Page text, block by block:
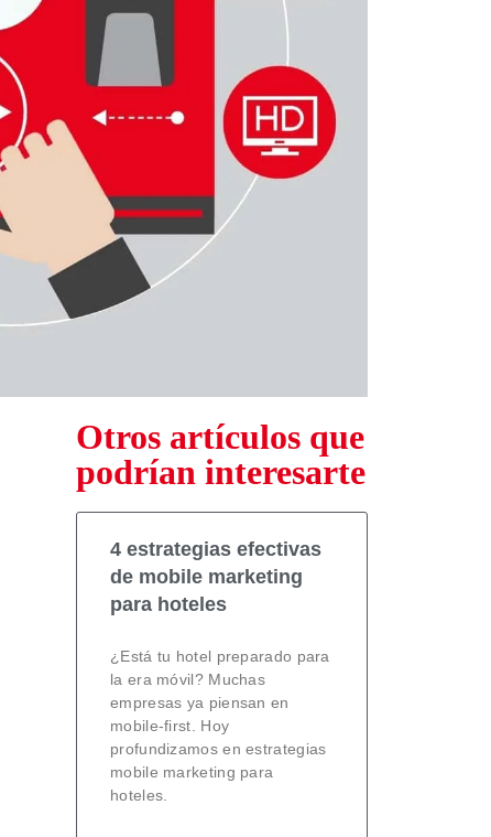
Otros artículos que
podrían interesarte
4 estrategias efectivas
de mobile marketing
para hoteles
¿Está tu hotel preparado para
la era móvil? Muchas
empresas ya piensan en
mobile-first. Hoy
profundizamos en estrategias
mobile marketing para
hoteles.